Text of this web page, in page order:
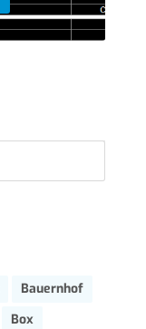
Bauernhof
Box